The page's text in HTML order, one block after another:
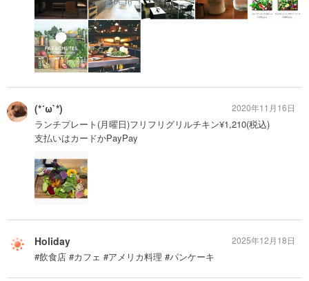
(*´ω`*)
ランチプレート(月曜日)フリフリグリルチキン¥1,210(税込)
支払いはカードかPayPay
2020年11月16日
Holiday
#飲食店 #カフェ #アメリカ料理 #パンケーキ
2025年12月18日